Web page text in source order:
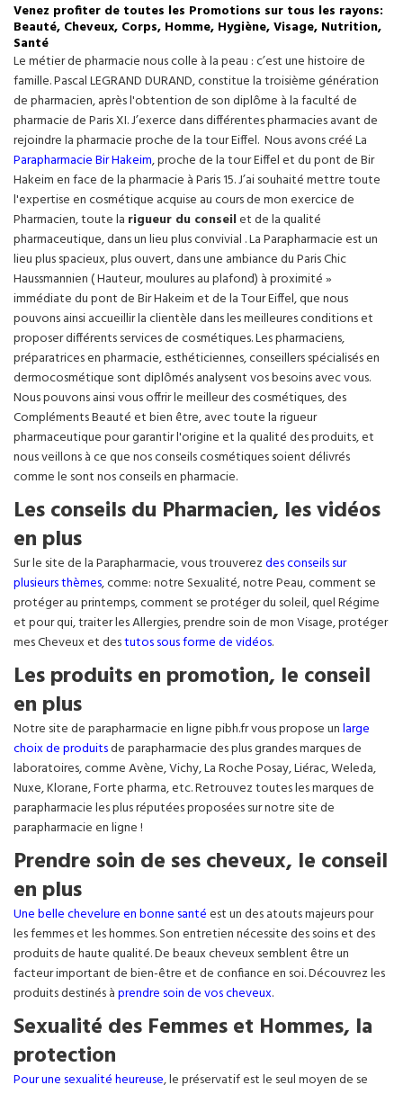
Venez profiter de toutes les Promotions sur tous les rayons:
Beauté, Cheveux, Corps, Homme, Hygiène, Visage, Nutrition,
Santé
Le métier de pharmacie nous colle à la peau : c’est une histoire de
famille. Pascal LEGRAND DURAND, constitue la troisième génération
de pharmacien, après l'obtention de son diplôme à la faculté de
pharmacie de Paris XI. J’exerce dans différentes pharmacies avant de
rejoindre la pharmacie proche de la tour Eiffel. Nous avons créé La
Parapharmacie Bir Hakeim, proche de la tourEiffelet du pont de Bir
Hakeim en face de la pharmacie à Paris 15. J’ai souhaité mettre toute
l'expertise en cosmétique acquise au cours de mon exercice de
Pharmacien, toute la rigueur du conseilet de la qualité
pharmaceutique, dans un lieu plus convivial . La Parapharmacie est un
lieu plus spacieux, plus ouvert, dans une ambiance du Paris Chic
Haussmannien ( Hauteur, moulures au plafond) à proximité »
immédiate du pont de Bir Hakeim et de la Tour Eiffel, que nous
pouvons ainsi accueillir la clientèle dans les meilleures conditions et
proposer différents services de cosmétiques. Les pharmaciens,
préparatrices en pharmacie, esthéticiennes, conseillers spécialisés en
dermocosmétique sont diplômés analysent vos besoins avec vous.
Nous pouvons ainsi vous offrir le meilleur des cosmétiques, des
Compléments Beauté et bien être, avec toute la rigueur
pharmaceutique pour garantir l'origine et la qualité des produits, et
nous veillons à ce que nos conseils cosmétiques soient délivrés
comme le sont nos conseils en pharmacie.
Les conseils du Pharmacien, les vidéos
en plus
Sur le site de la Parapharmacie, vous trouverezdes conseils sur
plusieurs thèmes, comme: notre Sexualité, notre Peau, comment se
protéger au printemps, comment se protéger du soleil, quel Régime
et pour qui, traiter les Allergies, prendre soin de mon Visage, protéger
mes Cheveux et destutos sous forme de vidéos.
Les produits en promotion, le conseil
en plus
Notre site de parapharmacie en ligne pibh.fr vous propose unlarge
choix de produitsde parapharmacie des plus grandes marques de
laboratoires, comme Avène, Vichy, La Roche Posay, Liérac, Weleda,
Nuxe, Klorane, Forte pharma, etc. Retrouvez toutes les marques de
parapharmacie les plus réputées proposées sur notre site de
parapharmacie en ligne !
Prendre soin de ses cheveux, le conseil
en plus
Une belle chevelure en bonne santéest un des atouts majeurs pour
les femmes et les hommes. Son entretien nécessite des soins et des
produits de haute qualité. De beaux cheveux semblent être un
facteur important de bien-être et de confiance en soi. Découvrez les
produits destinés àprendre soin de vos cheveux.
Sexualité des Femmes et Hommes, la
protection
Pour une sexualité heureuse, le préservatif est le seul moyen de se